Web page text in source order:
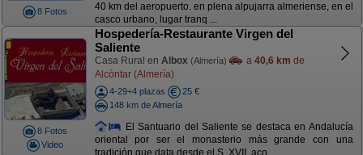
8 Fotos
40 km del aeropuerto. en plena alpujarra almeriense, en el
casco urbano, lugar tranq ...
8 Fotos
Video
Hospedería-Restaurante Virgen del
Saliente
Casa Rural en Albox (Almería) a 40,6 km de
Alcóntar (Almería)
4-29+4 plazas
25 €
148 km de Almería
El Santuario del Saliente se destaca en Andalucía
oriental por ser el monasterio más grande con una